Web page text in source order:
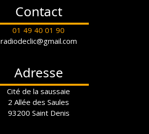
Contact
01 49 40 01 90
radiodeclic@gmail.com
Adresse
Cité de la saussaie
2 Allée des Saules
93200 Saint Denis